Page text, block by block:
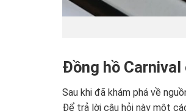
Đồng hồ
Sau khi đã khám phá về
Để trả lời câu hỏi này một